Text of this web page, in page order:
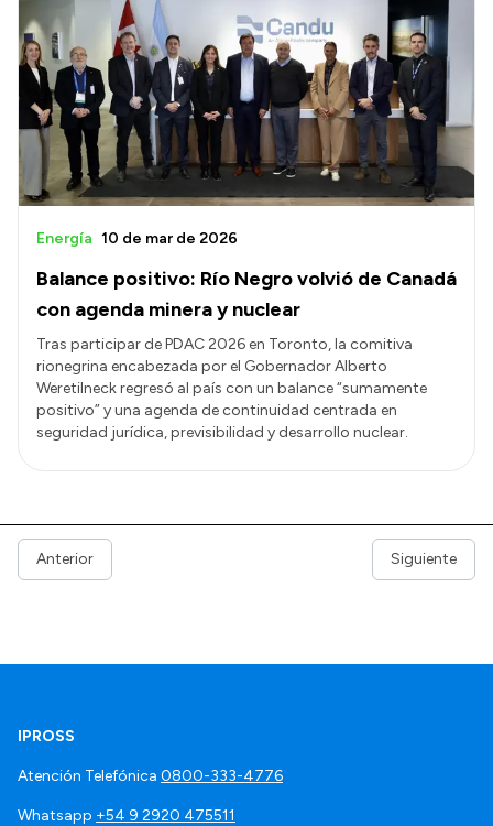
Balance positivo: Río Negro volvió de Canadá
con agenda minera y nuclear
Energía 10 de mar de 2026
Tras participar de PDAC 2026 en Toronto, la comitiva
rionegrina encabezada por el Gobernador Alberto
Weretilneck regresó al país con un balance “sumamente
positivo” y una agenda de continuidad centrada en
seguridad jurídica, previsibilidad y desarrollo nuclear.
Anterior Siguiente
IPROSS
Atención Telefónica 0800-333-4776
Whatsapp +54 9 2920 475511